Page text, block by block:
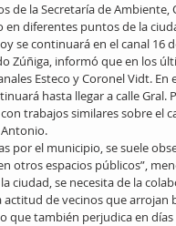
de la Secretaría de
diferentes puntos de la
se continuará en el canal 16
Zúñiga, informó que en los
Esteco y Coronel Vidt.
hasta llegar a calle Gral.
trabajos similares sobre el
por el municipio, se suele
otros espacios públicos”,
ciudad, se necesita de la
actitud de vecinos que
que también perjudica en